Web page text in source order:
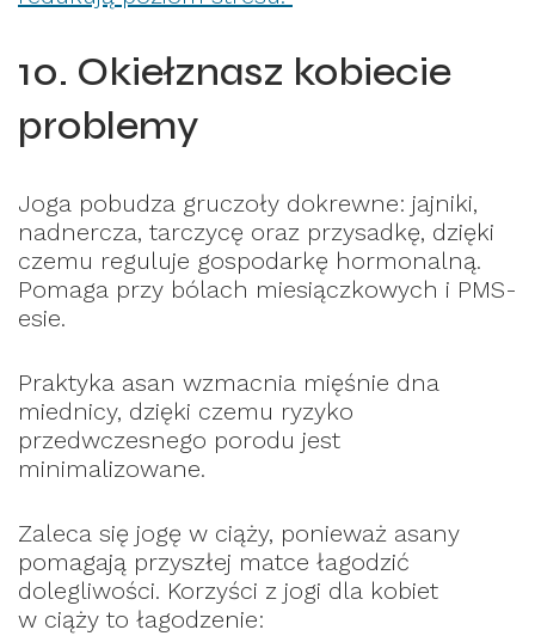
10. Okiełznasz kobiecie
problemy
Joga pobudza gruczoły dokrewne: jajniki,
nadnercza, tarczycę oraz przysadkę, dzięki
czemu reguluje gospodarkę hormonalną.
Pomaga przy bólach miesiączkowych i PMS-
esie.
Praktyka asan wzmacnia mięśnie dna
miednicy, dzięki czemu ryzyko
przedwczesnego porodu jest
minimalizowane.
Zaleca się jogę w ciąży, ponieważ asany
pomagają przyszłej matce łagodzić
dolegliwości. Korzyści z jogi dla kobiet
w ciąży to łagodzenie: